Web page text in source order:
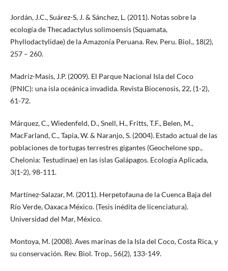
Jordán, J.C., Suárez-S, J. & Sánchez, L. (2011). Notas sobre la
ecología de Thecadactylus solimoensis (Squamata,
Phyllodactylidae) de la Amazonía Peruana. Rev. Peru. Biol., 18(2),
257 – 260.
Madriz-Masís, J.P. (2009). El Parque Nacional Isla del Coco
(PNIC): una isla oceánica invadida. Revista Biocenosis, 22, (1-2),
61-72.
Márquez, C., Wiedenfeld, D., Snell, H., Fritts, T.F., Belen, M.,
MacFarland, C., Tapia, W. & Naranjo, S. (2004). Estado actual de las
poblaciones de tortugas terrestres gigantes (Geochelone spp.,
Chelonia: Testudinae) en las islas Galápagos. Ecología Aplicada,
3(1-2), 98-111.
Martínez-Salazar, M. (2011). Herpetofauna de la Cuenca Baja del
Río Verde, Oaxaca México. (Tesis inédita de licenciatura).
Universidad del Mar, México.
Montoya, M. (2008). Aves marinas de la Isla del Coco, Costa Rica, y
su conservación. Rev. Biol. Trop., 56(2), 133-149.